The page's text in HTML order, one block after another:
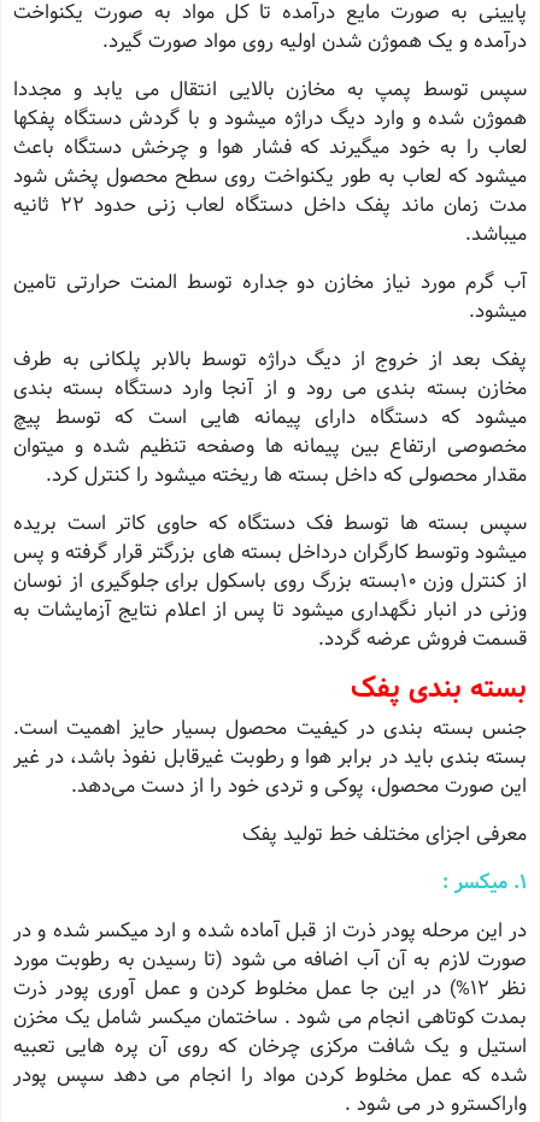
پایینی به صورت مایع درآمده تا کل مواد به صورت یکنواخت
درآمده و یک هموژن شدن اولیه روی مواد صورت گیرد.
سپس توسط پمپ به مخازن بالایی انتقال می یابد و مجددا
هموژن شده و وارد دیگ دراژه میشود و با گردش دستگاه پفکها
لعاب را به خود میگیرند که فشار هوا و چرخش دستگاه باعث
میشود که لعاب به طور یکنواخت روی سطح محصول پخش شود
مدت زمان ماند پفک داخل دستگاه لعاب زنی حدود 22 ثانیه
میباشد.
آب گرم مورد نیاز مخازن دو جداره توسط المنت حرارتی تامین
میشود.
پفک بعد از خروج از دیگ دراژه توسط بالابر پلکانی به طرف
مخازن بسته بندی می رود و از آنجا وارد دستگاه بسته بندی
میشود که دستگاه دارای پیمانه هایی است که توسط پیچ
مخصوصی ارتفاع بین پیمانه ها وصفحه تنظیم شده و میتوان
مقدار محصولی که داخل بسته ها ریخته میشود را کنترل کرد.
سپس بسته ها توسط فک دستگاه که حاوی کاتر است بریده
میشود وتوسط کارگران درداخل بسته های بزرگتر قرار گرفته و پس
از کنترل وزن 10بسته بزرگ روی باسکول برای جلوگیری از نوسان
وزنی در انبار نگهداری میشود تا پس از اعلام نتایج آزمایشات به
قسمت فروش عرضه گردد.
بسته بندی پفک
جنس بسته بندی در کیفیت محصول بسیار حایز اهمیت است.
بسته بندی باید در برابر هوا و رطوبت غیرقابل نفوذ باشد، در غیر
این صورت محصول، پوکی و تردی خود را از دست می‌دهد.
معرفی اجزای مختلف خط تولید پفک
۱. میکسر :
در این مرحله پودر ذرت از قبل آماده شده و ارد میکسر شده و در
صورت لازم به آن آب اضافه می شود (تا رسیدن به رطوبت مورد
نظر ۱۲%) در این جا عمل مخلوط کردن و عمل آوری پودر ذرت
بمدت کوتاهی انجام می شود . ساختمان میکسر شامل یک مخزن
استیل و یک شافت مرکزی چرخان که روی آن پره هایی تعبیه
شده که عمل مخلوط کردن مواد را انجام می دهد سپس پودر
واراکسترو در می شود .